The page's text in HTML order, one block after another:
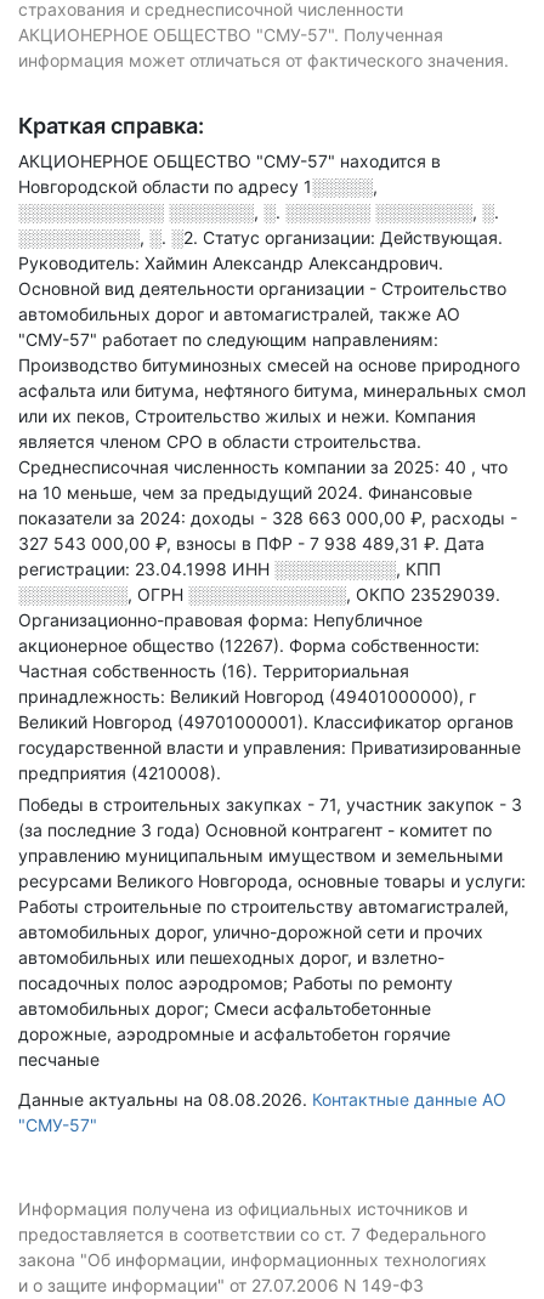
страхования и среднесписочной численности
АКЦИОНЕРНОЕ ОБЩЕСТВО "СМУ-57". Полученная
информация может отличаться от фактического значения.
Краткая справка:
АКЦИОНЕРНОЕ ОБЩЕСТВО "СМУ-57" находится в
Новгородской области по адресу 1░░░░░,
░░░░░░░░░░░░ ░░░░░░░, ░. ░░░░░░░ ░░░░░░░░, ░.
░░░░░░░░░░, ░. ░2. Статус организации: Действующая.
Руководитель: Хаймин Александр Александрович.
Основной вид деятельности организации - Строительство
автомобильных дорог и автомагистралей, также АО
"СМУ-57" работает по следующим направлениям:
Производство битуминозных смесей на основе природного
асфальта или битума, нефтяного битума, минеральных смол
или их пеков, Строительство жилых и нежи. Компания
является членом СРО в области строительства.
Среднесписочная численность компании за 2025: 40 , что
на 10 меньше, чем за предыдущий 2024. Финансовые
показатели за 2024: доходы - 328 663 000,00 ₽, расходы -
327 543 000,00 ₽, взносы в ПФР - 7 938 489,31 ₽. Дата
регистрации: 23.04.1998 ИНН ░░░░░░░░░░, КПП
░░░░░░░░░, ОГРН ░░░░░░░░░░░░░, ОКПО 23529039.
Организационно-правовая форма: Непубличное
акционерное общество (12267). Форма собственности:
Частная собственность (16). Территориальная
принадлежность: Великий Новгород (49401000000), г
Великий Новгород (49701000001). Классификатор органов
государственной власти и управления: Приватизированные
предприятия (4210008).
Победы в строительных закупках - 71, участник закупок - 3
(за последние 3 года) Основной контрагент - комитет по
управлению муниципальным имуществом и земельными
ресурсами Великого Новгорода, основные товары и услуги:
Работы строительные по строительству автомагистралей,
автомобильных дорог, улично-дорожной сети и прочих
автомобильных или пешеходных дорог, и взлетно-
посадочных полос аэродромов; Работы по ремонту
автомобильных дорог; Смеси асфальтобетонные
дорожные, аэродромные и асфальтобетон горячие
песчаные
Данные актуальны на 08.08.2026. Контактные данные АО
"СМУ-57"
Информация получена из официальных источников и
предоставляется в соответствии со ст. 7 Федерального
закона "Об информации, информационных технологиях
и о защите информации" от 27.07.2006 N 149-ФЗ